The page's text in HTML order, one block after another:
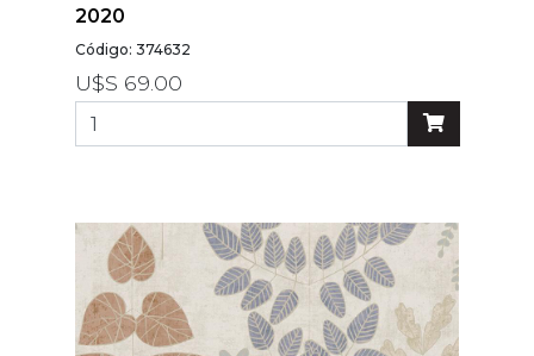
2020
Código: 374632
U$S 69.00